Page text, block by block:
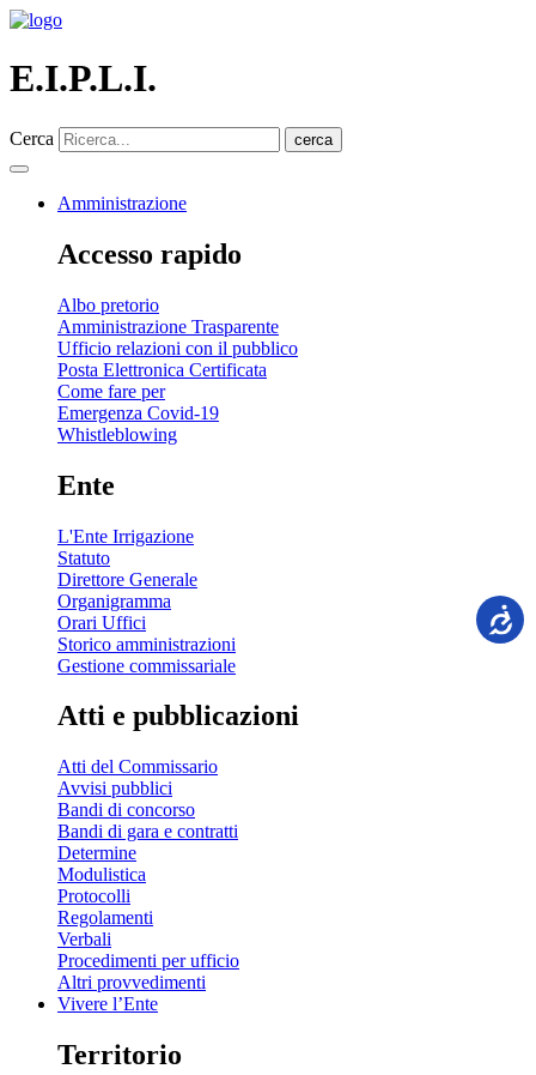
E.I.P.L.I.
Cerca cerca
Amministrazione
Accesso rapido
Albo pretorio
Amministrazione Trasparente
Ufficio relazioni con il pubblico
Posta Elettronica Certificata
Come fare per
Emergenza Covid-19
Whistleblowing
Ente
L'Ente Irrigazione
Statuto
Direttore Generale
Organigramma
Orari Uffici
Storico amministrazioni
Gestione commissariale
Atti e pubblicazioni
Atti del Commissario
Avvisi pubblici
Bandi di concorso
Bandi di gara e contratti
Determine
Modulistica
Protocolli
Regolamenti
Verbali
Procedimenti per ufficio
Altri provvedimenti
Vivere l’Ente
Territorio